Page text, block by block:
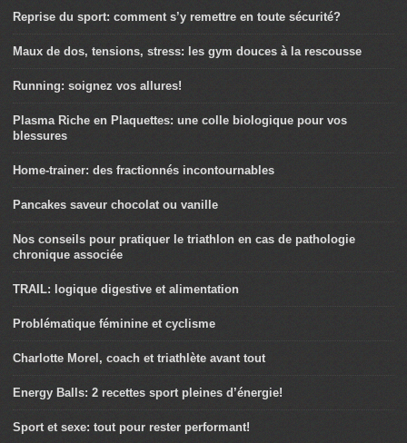
Reprise du sport: comment s’y remettre en toute sécurité?
Maux de dos, tensions, stress: les gym douces à la rescousse
Running: soignez vos allures!
Plasma Riche en Plaquettes: une colle biologique pour vos
blessures
Home-trainer: des fractionnés incontournables
Pancakes saveur chocolat ou vanille
Nos conseils pour pratiquer le triathlon en cas de pathologie
chronique associée
TRAIL: logique digestive et alimentation
Problématique féminine et cyclisme
Charlotte Morel, coach et triathlète avant tout
Energy Balls: 2 recettes sport pleines d’énergie!
Sport et sexe: tout pour rester performant!